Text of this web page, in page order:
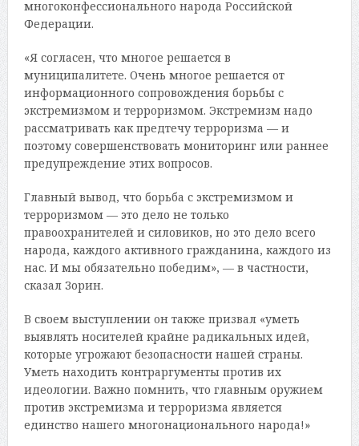
многоконфессионального народа Российской
Федерации.
«Я согласен, что многое решается в
муниципалитете. Очень многое решается от
информационного сопровождения борьбы с
экстремизмом и терроризмом. Экстремизм надо
рассматривать как предтечу терроризма — и
поэтому совершенствовать мониторинг или раннее
предупреждение этих вопросов.
Главный вывод, что борьба с экстремизмом и
терроризмом — это дело не только
правоохранителей и силовиков, но это дело всего
народа, каждого активного гражданина, каждого из
нас. И мы обязательно победим», — в частности,
сказал Зорин.
В своем выступлении он также призвал «уметь
выявлять носителей крайне радикальных идей,
которые угрожают безопасности нашей страны.
Уметь находить контраргументы против их
идеологии. Важно помнить, что главным оружием
против экстремизма и терроризма является
единство нашего многонационального народа!»